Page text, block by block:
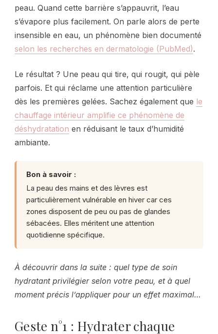
peau. Quand cette barrière s’appauvrit, l’eau
s’évapore plus facilement. On parle alors de perte
insensible en eau, un phénomène bien documenté
selon les recherches en dermatologie (PubMed).
Le résultat ? Une peau qui tire, qui rougit, qui pèle
parfois. Et qui réclame une attention particulière
dès les premières gelées. Sachez également que le
chauffage intérieur amplifie ce phénomène de
déshydratation en réduisant le taux d’humidité
ambiante.
Bon à savoir :
La peau des mains et des lèvres est
particulièrement vulnérable en hiver car ces
zones disposent de peu ou pas de glandes
sébacées. Elles méritent une attention
quotidienne spécifique.
À découvrir dans la suite : quel type de soin
hydratant privilégier selon votre peau, et à quel
moment précis l’appliquer pour un effet maximal…
Geste n°1 : Hydrater chaque